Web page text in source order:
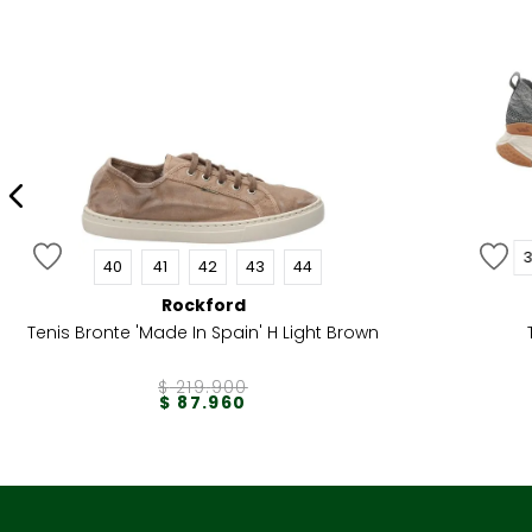
40 41 42 43 44
Rockford
Tenis Bronte 'Made In Spain' H Light Brown
$ 219.900
$ 87.960